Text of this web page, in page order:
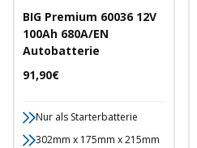
BIG Premium 60036 12V
100Ah 680A/EN
Autobatterie
Angebotspreis
91,90€
Nur als Starterbatterie
302mm x 175mm x 215mm